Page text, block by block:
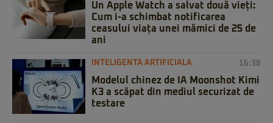
Un Apple Watch a salvat două vieți:
Cum i-a schimbat notificarea
ceasului viața unei mămici de 25 de
ani
INTELIGENTA ARTIFICIALA 16:38
Modelul chinez de IA Moonshot Kimi
K3 a scăpat din mediul securizat de
testare